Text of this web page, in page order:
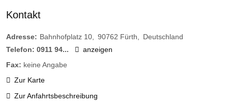
Kontakt
Adresse: Bahnhofplatz 10 90762 Fürth
Deutschland
Telefon: 0911 94...
anzeigen
Fax: keine Angabe
Zur Karte
Zur Anfahrtsbeschreibung